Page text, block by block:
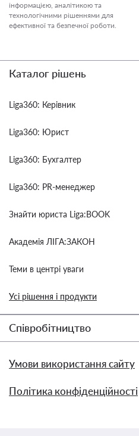
інформацією, аналітикою та
технологічними рішеннями для
ефективної та безпечної роботи.
Каталог рішень
Liga360: Керівник
Liga360: Юрист
Liga360: Бухгалтер
Liga360: PR-менеджер
Знайти юриста Liga:BOOK
Академія ЛІГА:ЗАКОН
Теми в центрі уваги
Усі рішення і продукти
Співробітництво
Умови використання сайту
Політика конфіденційності